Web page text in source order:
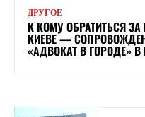
ДРУГОЕ
К КОМУ ОБРАТИТЬСЯ
КИЕВЕ —
«АДВОКАТ В ГОРОДЕ» В